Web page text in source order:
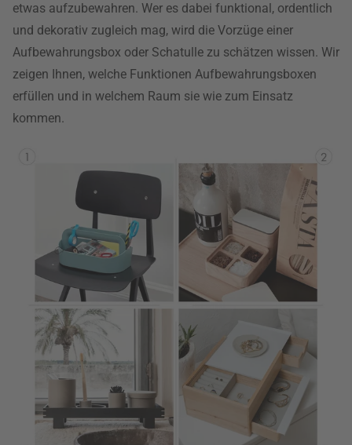
etwas aufzubewahren. Wer es dabei funktional, ordentlich
und dekorativ zugleich mag, wird die Vorzüge einer
Aufbewahrungsbox oder Schatulle zu schätzen wissen. Wir
zeigen Ihnen, welche Funktionen Aufbewahrungsboxen
erfüllen und in welchem Raum sie wie zum Einsatz
kommen.